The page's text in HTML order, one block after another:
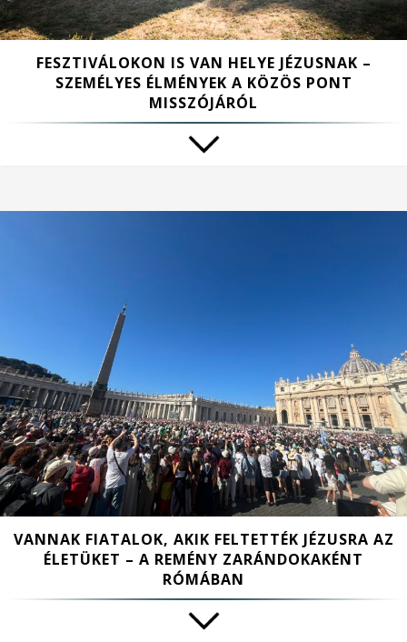
FESZTIVÁLOKON IS VAN HELYE JÉZUSNAK –
SZEMÉLYES ÉLMÉNYEK A KÖZÖS PONT
MISSZÓJÁRÓL
VANNAK FIATALOK, AKIK FELTETTÉK JÉZUSRA AZ
ÉLETÜKET – A REMÉNY ZARÁNDOKAKÉNT
RÓMÁBAN